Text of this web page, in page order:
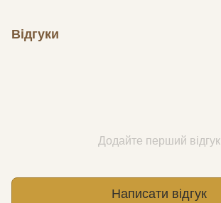
Відгуки
Додайте перший відгук
Написати відгук